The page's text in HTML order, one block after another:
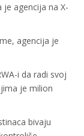
je agencija na X-
agencija je
i da radi svoj
je milion
bivaju